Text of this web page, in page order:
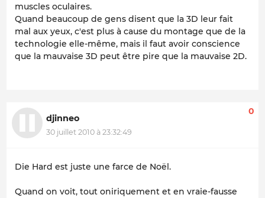
muscles oculaires.
Quand beaucoup de gens disent que la 3D leur fait
mal aux yeux, c'est plus à cause du montage que de la
technologie elle-même, mais il faut avoir conscience
que la mauvaise 3D peut être pire que la mauvaise 2D.
djinneo
30 juillet 2010 à 23:32:49
0
Die Hard est juste une farce de Noël.
Quand on voit, tout oniriquement et en vraie-fausse